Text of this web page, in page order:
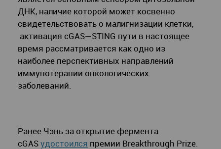
ДНК, наличие которой может косвенно
свидетельствовать о малигнизации клетки,
активация cGAS—STING пути в настоящее
время рассматривается как одно из
наиболее перспективных направлений
иммунотерапии онкологических
заболеваний.
Ранее Чэнь за открытие фермента
cGASудостоился премии Breakthrough Prize.